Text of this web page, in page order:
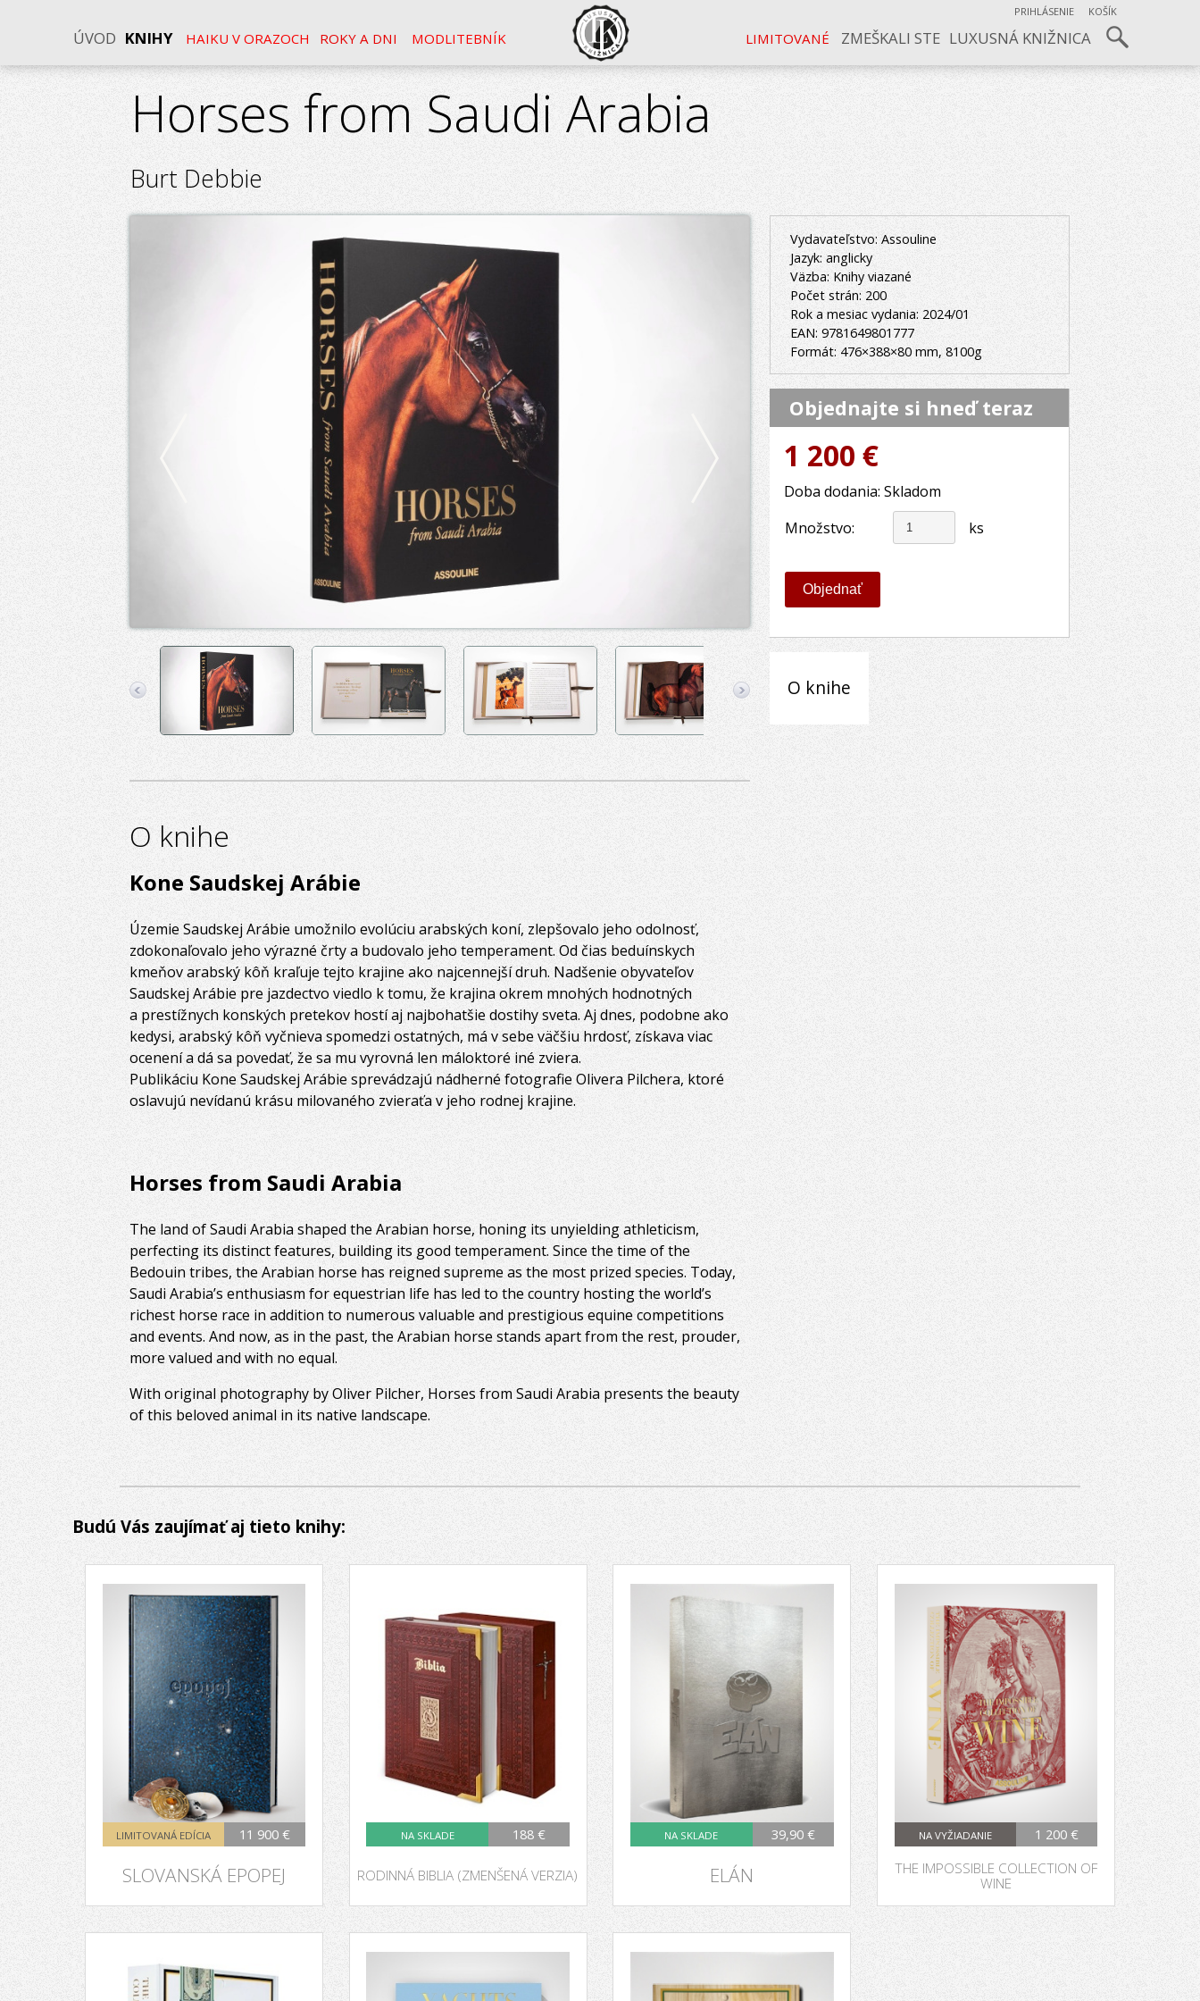
KOŠÍK
PRIHLÁSENIE
ÚVOD KNIHY HAIKU V ORAZOCH ROKY A DNI MODLITEBNÍK LUXUSNÁ KNIŽNICA
ZMEŠKALI STE
LIMITOVANÉ
Horses from Saudi Arabia
Burt Debbie
Vydavateľstvo: Assouline
Jazyk: anglicky
Väzba: Knihy viazané
Počet strán: 200
Rok a mesiac vydania: 2024/01
EAN: 9781649801777
Formát: 476×388×80 mm, 8100g
Objednajte si hneď teraz
1 200 €
Doba dodania: Skladom
Množstvo:
ks
O knihe
O knihe
Kone Saudskej Arábie
Územie Saudskej Arábie umožnilo evolúciu arabských koní, zlepšovalo jeho odolnosť,
zdokonaľovalo jeho výrazné črty a budovalo jeho temperament. Od čias beduínskych
kmeňov arabský kôň kraľuje tejto krajine ako najcennejší druh. Nadšenie obyvateľov
Saudskej Arábie pre jazdectvo viedlo k tomu, že krajina okrem mnohých hodnotných
a prestížnych konských pretekov hostí aj najbohatšie dostihy sveta. Aj dnes, podobne ako
kedysi, arabský kôň vyčnieva spomedzi ostatných, má v sebe väčšiu hrdosť, získava viac
ocenení a dá sa povedať, že sa mu vyrovná len máloktoré iné zviera.
Publikáciu Kone Saudskej Arábie sprevádzajú nádherné fotografie Olivera Pilchera, ktoré
oslavujú nevídanú krásu milovaného zvieraťa v jeho rodnej krajine.
Horses from Saudi Arabia
The land of Saudi Arabia shaped the Arabian horse, honing its unyielding athleticism,
perfecting its distinct features, building its good temperament. Since the time of the
Bedouin tribes, the Arabian horse has reigned supreme as the most prized species. Today,
Saudi Arabia’s enthusiasm for equestrian life has led to the country hosting the world’s
richest horse race in addition to numerous valuable and prestigious equine competitions
and events. And now, as in the past, the Arabian horse stands apart from the rest, prouder,
more valued and with no equal.
With original photography by Oliver Pilcher, Horses from Saudi Arabia presents the beauty
of this beloved animal in its native landscape.
Budú Vás zaujímať aj tieto knihy:
LIMITOVANÁ EDÍCIA 11 900 €
SLO​VANSKÁ EPOPEJ
NA SKLADE 188 €
RODINNÁ BIBLIA (ZMENŠENÁ VERZIA)
NA SKLADE 39,90 €
ELÁN
NA VYŽIADANIE 1 200 €
THE IMPOSSIBLE COLLECTION OF
WINE